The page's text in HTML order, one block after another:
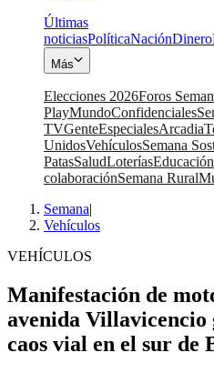
Últimas
noticiasPolíticaNaciónDinero
Más
Elecciones 2026Foros
PlayMundoConfidenciales
TVGenteEspecialesArcadia
UnidosVehículosSemana
PatasSaludLoteríasEducación
colaboraciónSemana Rural
Semana|
Vehículos
VEHÍCULOS
Manifestación de
avenida Villavicencio
caos vial en el sur de